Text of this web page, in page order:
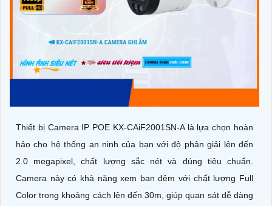
Thiết bị Camera IP POE KX-CAiF2001SN-A là lựa chọn hoàn
hảo cho hệ thống an ninh của bạn với độ phân giải lên đến
2.0 megapixel, chất lượng sắc nét và đúng tiêu chuẩn.
Camera này có khả năng xem ban đêm với chất lượng Full
Color trong khoảng cách lên đến 30m, giúp quan sát dễ dàng